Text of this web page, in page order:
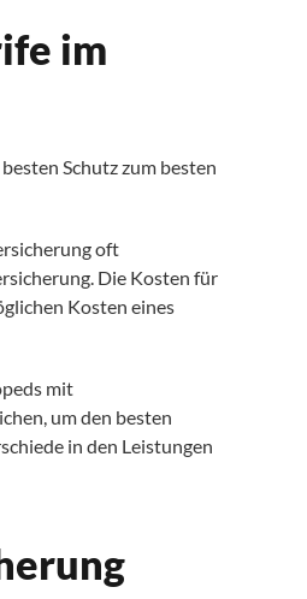
im
Schutz zum besten
oft
Die Kosten für
Kosten eines
mit
um den besten
in den Leistungen